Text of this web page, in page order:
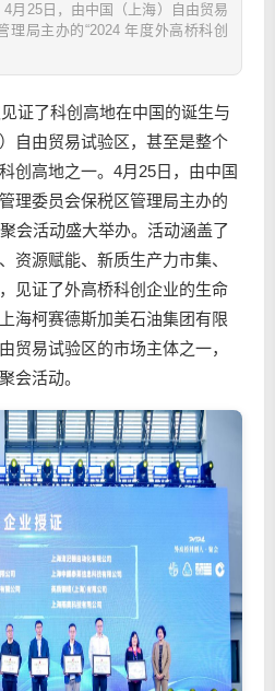
月25日，由中国（上海）自由贸易
理局主办的“2024 年度外高桥科创
了科创高地在中国的诞生与
自由贸易试验区，甚至是整个
创高地之一。4月25日，由中国
理委员会保税区管理局主办的
会活动盛大举办。活动涵盖了
资源赋能、新质生产力市集、
见证了外高桥科创企业的生命
海柯赛德斯加美石油集团有限
贸易试验区的市场主体之一，
会活动。